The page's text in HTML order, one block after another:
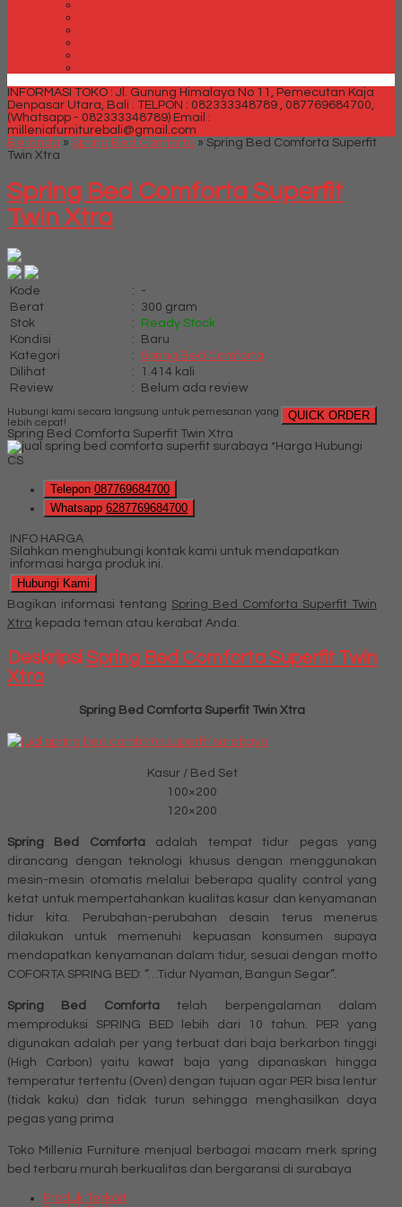
INFORMASI TOKO : Jl. Gunung Himalaya No 11, Pemecutan Kaja
Denpasar Utara, Bali . TELPON : 082333348789 , 087769684700,
(Whatsapp - 082333348789) Email :
milleniafurniturebali@gmail.com
Beranda » Spring Bed Comforta » Spring Bed Comforta Superfit
Twin Xtra
Spring Bed Comforta Superfit
Twin Xtra
Kode :
-
Berat
:
300 gram
Stok
:
Ready Stock
Kondisi
:
Baru
Kategori
: Spring Bed Comforta
Dilihat
:
1.414 kali
Review
: Belum ada review
QUICK ORDER
Hubungi kami secara langsung untuk pemesanan yang
lebih cepat!
Spring Bed Comforta Superfit Twin Xtra
*Harga Hubungi
CS
Telepon 087769684700
Whatsapp 6287769684700
INFO HARGA
Silahkan menghubungi kontak kami untuk mendapatkan
informasi harga produk ini.
Hubungi Kami
Bagikan informasi tentang Spring Bed Comforta Superfit Twin
Xtra kepada teman atau kerabat Anda.
DeskripsiSpring Bed Comforta Superfit Twin
Xtra
Spring Bed Comforta Superfit Twin Xtra
Kasur / Bed Set
100×200
120×200
Spring Bed Comfortaadalah tempat tidur pegas yang
dirancang dengan teknologi khusus dengan menggunakan
mesin-mesin otomatis melalui beberapa quality control yang
ketat untuk mempertahankan kualitas kasur dan kenyamanan
tidur kita. Perubahan-perubahan desain terus menerus
dilakukan untuk memenuhi kepuasan konsumen supaya
mendapatkan kenyamanan dalam tidur, sesuai dengan motto
COFORTA SPRING BED: “…Tidur Nyaman, Bangun Segar”.
Spring Bed Comfortatelah berpengalaman dalam
memproduksi SPRING BED lebih dari 10 tahun. PER yang
digunakan adalah per yang terbuat dari baja berkarbon tinggi
(High Carbon) yaitu kawat baja yang dipanaskan hingga
temperatur tertentu (Oven) dengan tujuan agar PER bisa lentur
(tidak kaku) dan tidak turun sehingga menghasilkan daya
pegas yang prima
Toko Millenia Furniture menjual berbagai macam merk spring
bed terbaru murah berkualitas dan bergaransi di surabaya
Produk Terkait